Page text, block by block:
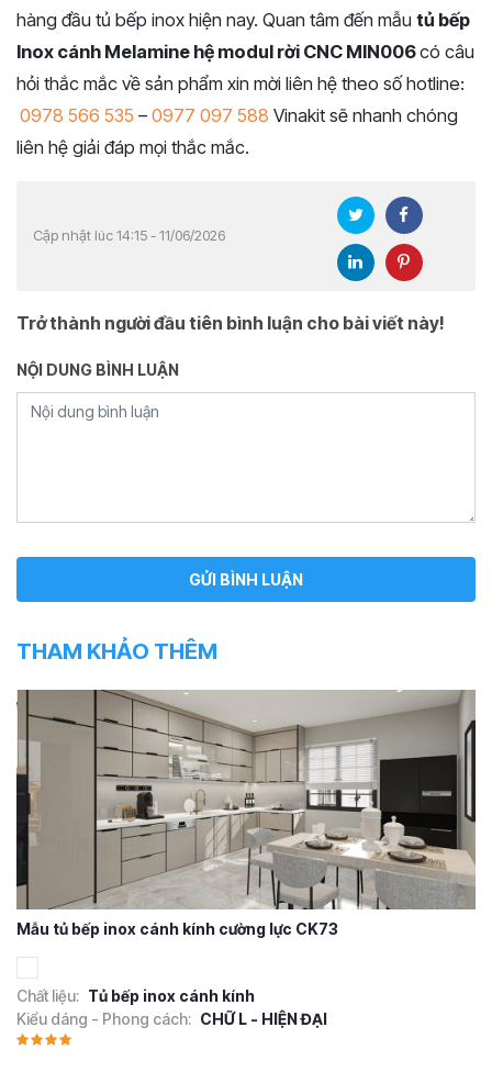
hàng đầu tủ bếp inox hiện nay. Quan tâm đến mẫu tủ bếp
Inox cánh Melamine hệ modul rời CNC MIN006có câu
hỏi thắc mắc về sản phẩm xin mời liên hệ theo số hotline:
0978 566 535 – 0977 097 588 Vinakit sẽ nhanh chóng
liên hệ giải đáp mọi thắc mắc.
Cập nhật lúc 14:15 - 11/06/2026
Trở thành người đầu tiên bình luận cho bài viết này!
NỘI DUNG BÌNH LUẬN
THAM KHẢO THÊM
Mẫu tủ bếp inox cánh kính cường lực CK73
Chất liệu: Tủ bếp inox cánh kính
Kiểu dáng - Phong cách: CHỮ L - HIỆN ĐẠI